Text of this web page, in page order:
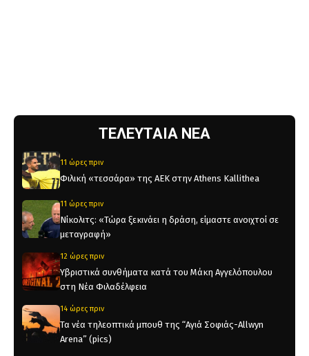
ΤΕΛΕΥΤΑΙΑ ΝΕΑ
11 ώρες πριν
Φιλική «τεσσάρα» της ΑΕΚ στην Athens Kallithea
11 ώρες πριν
Νίκολιτς: «Τώρα ξεκινάει η δράση, είμαστε ανοιχτοί σε
μεταγραφή»
12 ώρες πριν
Υβριστικά συνθήματα κατά του Μάκη Αγγελόπουλου
στη Νέα Φιλαδέλφεια
14 ώρες πριν
Τα νέα τηλεοπτικά μπουθ της “Αγιά Σοφιάς-Allwyn
Arena” (pics)